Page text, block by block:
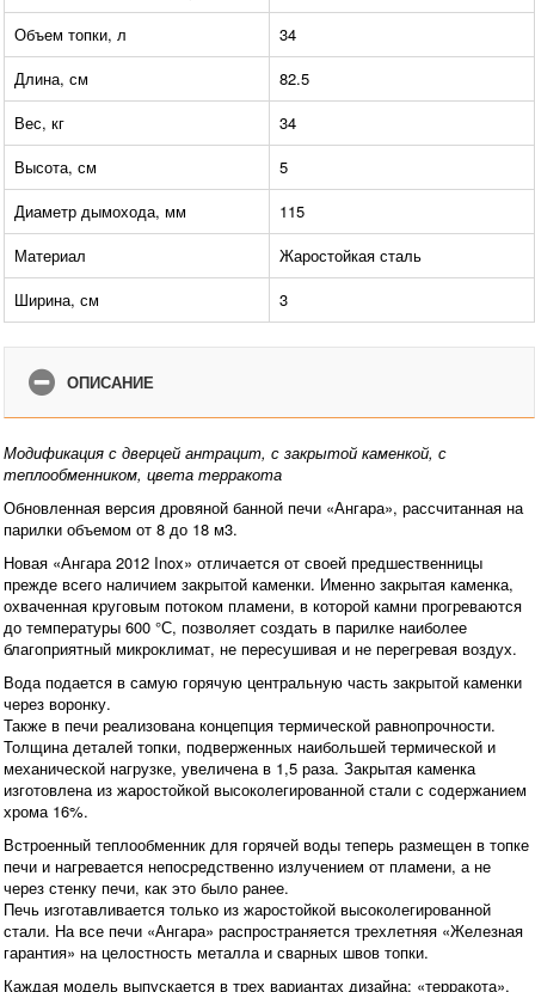
Объем топки, л
34
Длина, см
82.5
Вес, кг
34
Высота, см
5
Диаметр дымохода, мм
115
Материал
Жаростойкая сталь
Ширина, см
3
ОПИСАНИЕ
Модификация с дверцей антрацит, с закрытой каменкой, с
теплообменником, цвета терракота
Обновленная версия дровяной банной печи «Ангара», рассчитанная на
парилки объемом от 8 до 18 м3.
Новая «Ангара 2012 Inox» отличается от своей предшественницы
прежде всего наличием закрытой каменки. Именно закрытая каменка,
охваченная круговым потоком пламени, в которой камни прогреваются
до температуры 600 °С, позволяет создать в парилке наиболее
благоприятный микроклимат, не пересушивая и не перегревая воздух.
Вода подается в самую горячую центральную часть закрытой каменки
через воронку.
Также в печи реализована концепция термической равнопрочности.
Толщина деталей топки, подверженных наибольшей термической и
механической нагрузке, увеличена в 1,5 раза. Закрытая каменка
изготовлена из жаростойкой высоколегированной стали с содержанием
хрома 16%.
Встроенный теплообменник для горячей воды теперь размещен в топке
печи и нагревается непосредственно излучением от пламени, а не
через стенку печи, как это было ранее.
Печь изготавливается только из жаростойкой высоколегированной
стали. На все печи «Ангара» распространяется трехлетняя «Железная
гарантия» на целостность металла и сварных швов топки.
Каждая модель выпускается в трех вариантах дизайна: «терракота»,